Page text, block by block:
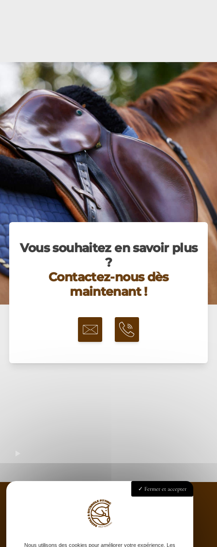
Vous souhaitez en savoir plus
?
Contactez-nous dès
maintenant !
Accueil
Fermer et accepter
Nous utilisons des cookies pour améliorer votre expérience. Les